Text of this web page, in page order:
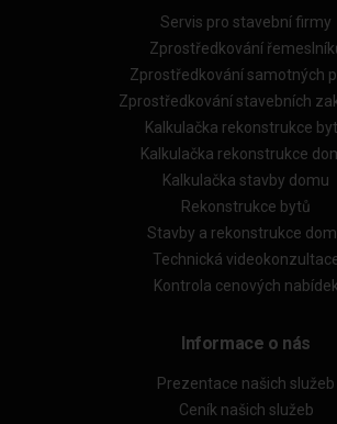
Servis pro stavební firmy
Zprostředkování
Zprostředkování samotných
Zprostředkování stavebních
Kalkulačka rekonstrukce
Kalkulačka rekonstrukce
Kalkulačka stavby domu
Rekonstrukce bytů
Stavby a rekonstrukce
Technická
Kontrola cenových nabídek
Informace o nás
Prezentace našich služeb
Ceník našich služeb